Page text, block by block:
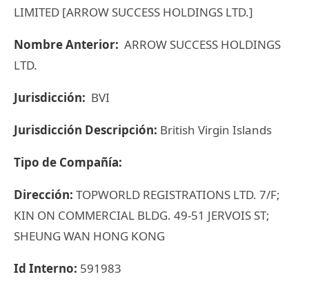
LIMITED [ARROW SUCCESS HOLDINGS LTD.]
Nombre Anterior: ARROW SUCCESS HOLDINGS
LTD.
Jurisdicción: BVI
Jurisdicción Descripción: British Virgin Islands
Tipo de Compañía:
Dirección: TOPWORLD REGISTRATIONS LTD. 7/F;
KIN ON COMMERCIAL BLDG. 49-51 JERVOIS ST;
SHEUNG WAN HONG KONG
Id Interno: 591983